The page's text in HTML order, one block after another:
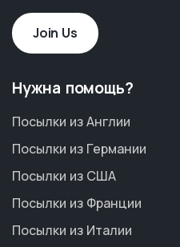
Join Us
Нужна помощь?
Посылки из Англии
Посылки из Германии
Посылки из США
Посылки из Франции
Посылки из Италии